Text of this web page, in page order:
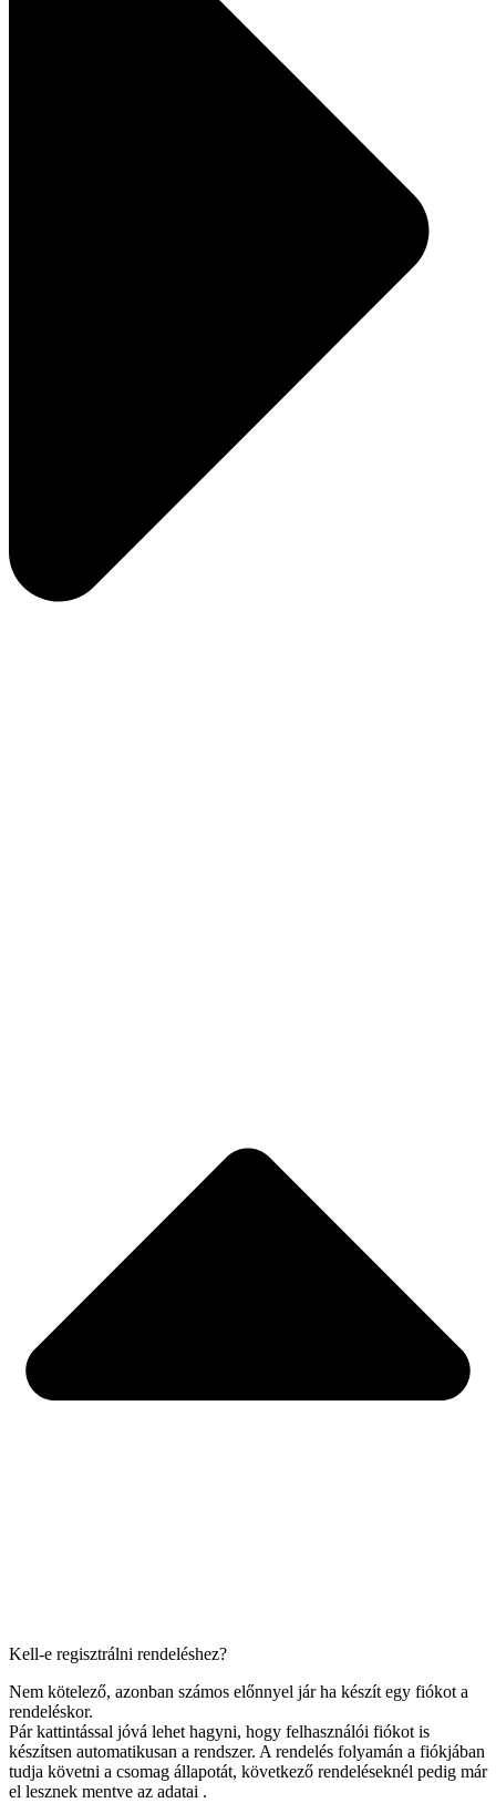
Kell-e regisztrálni rendeléshez?
Nem kötelező, azonban számos előnnyel jár ha készít egy fiókot a
rendeléskor.
Pár kattintással jóvá lehet hagyni, hogy felhasználói fiókot is
készítsen automatikusan a rendszer. A rendelés folyamán a fiókjában
tudja követni a csomag állapotát, következő rendeléseknél pedig már
el lesznek mentve az adatai .